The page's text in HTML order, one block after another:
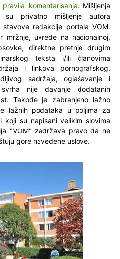
pravila komentarisanja. Mišljenja
su privatno mišljenje autora
redakcije portala VOM.
mržnje, uvrede na nacionalnoj,
direktne pretnje drugim
teksta i/ili članovima
i linkova pornografskog,
sadržaja, oglašavanje i
nije davanje dodatanih
Takođe je zabranjeno lažno
lažnih podataka u poljima za
koji su napisani velikim slovima
"VOM" zadržava pravo da ne
gore navedene uslove.